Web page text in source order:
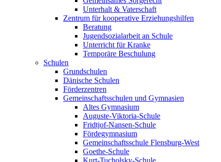
Unterhalt & Vaterschaft
Zentrum für kooperative Erziehungshilfen
Beratung
Jugendsozialarbeit an Schule
Unterricht für Kranke
Temporäre Beschulung
Schulen
Grundschulen
Dänische Schulen
Förderzentren
Gemeinschaftsschulen und Gymnasien
Altes Gymnasium
Auguste-Viktoria-Schule
Fridtjof-Nansen-Schule
Fördegymnasium
Gemeinschaftsschule Flensburg-West
Goethe-Schule
Kurt-Tucholsky-Schule